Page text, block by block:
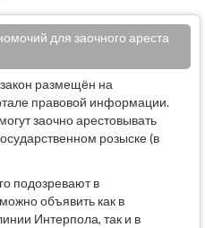
для заочного ареста
размещён на
правовой информации.
заочно арестовывать
розыске (в
подозревают в
объявить как в
Интерпола, так и в